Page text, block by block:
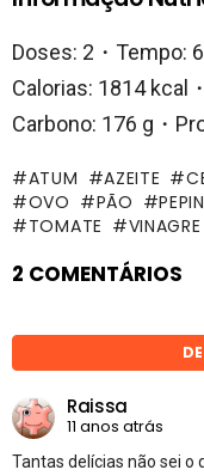
Doses: 2・Tempo:
Calorias: 1814 kcal
Carbono: 176 g・
ATUM AZEITE
OVO
PÃO
TOMATE
2 COMENTÁRIOS
Raissa
11 anos atrás
Tantas delícias não sei o